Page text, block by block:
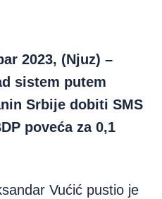
2023, (Njuz) –
sistem putem
Srbije dobiti SMS
poveća za 0,1
Vućić pustio je